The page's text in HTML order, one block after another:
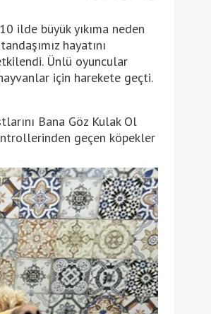
ilde büyük yıkıma neden
hayatını
Ünlü oyuncular
için harekete geçti.
Bana Göz Kulak Ol
geçen köpekler